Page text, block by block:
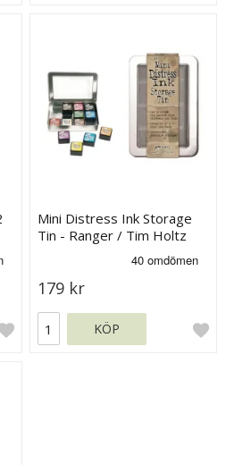
Mini Distress Ink Storage
Tin - Ranger / Tim Holtz
179 kr
KÖP